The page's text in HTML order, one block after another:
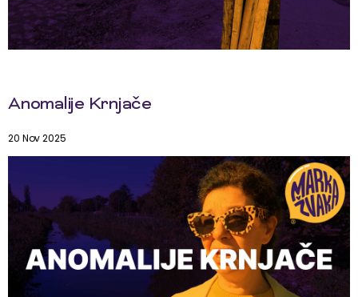
Anomalije Krnjače
20 Nov 2025